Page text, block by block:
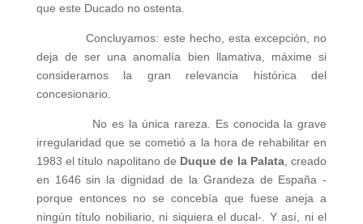
que este Ducado no ostenta.
Concluyamos: este hecho, esta excepción, no
deja de ser una anomalía bien llamativa, máxime si
consideramos la gran relevancia histórica del
concesionario.
No es la única rareza. Es conocida la grave
irregularidad que se cometió a la hora de rehabilitar en
1983 el título napolitano de Duque de la Palata, creado
en 1646 sin la dignidad de la Grandeza de España -
porque entonces no se concebía que fuese aneja a
ningún título nobiliario, ni siquiera el ducal-. Y así, ni el